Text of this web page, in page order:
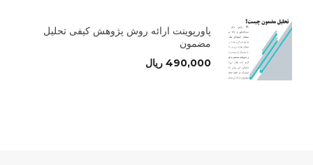
پاورپوینت ارائه روش پژوهش کیفی تحلیل
مضمون
490,000 ریال